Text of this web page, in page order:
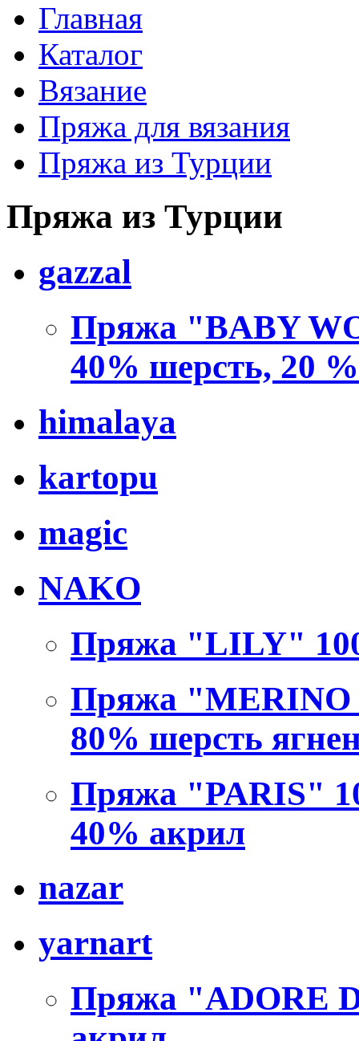
Главная
Каталог
Вязание
Пряжа для вязания
Пряжа из Турции
Пряжа из Турции
gazzal
Пряжа "BABY
40% шерсть, 20
himalaya
kartopu
magic
NAKO
Пряжа "LILY" 100
Пряжа "MERINO
80% шерсть
Пряжа "PARIS"
40% акрил
nazar
yarnart
Пряжа "ADORE